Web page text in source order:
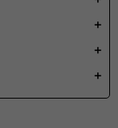
add
add
add